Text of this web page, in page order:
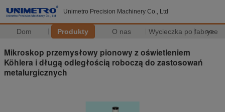
Unimetro Precision Machinery Co., Ltd
Dom Produkty O nas Wycieczka po fabryce
>>
Mikroskop przemysłowy pionowy z oświetleniem
Köhlera i długą odległością roboczą do zastosowań
metalurgicznych